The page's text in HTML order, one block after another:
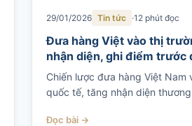
29/01/2026 Tin tức 12 phút đọc
Đưa hàng Việt vào thị
nhận diện, ghi điểm trước
Chiến lược đưa hàng Việt Nam
quốc tế, tăng nhận diện thương
Đọc bài →